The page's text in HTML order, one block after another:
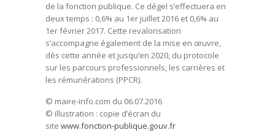
de la fonction publique. Ce dégel s’effectuera en
deux temps : 0,6% au 1er juillet 2016 et 0,6% au
1er février 2017. Cette revalorisation
s’accompagne également de la mise en œuvre,
dès cette année et jusqu’en 2020, du protocole
sur les parcours professionnels, les carrières et
les rémunérations (PPCR).
© maire-info.com du 06.07.2016
© illustration : copie d’écran du
site www.fonction-publique.gouv.fr